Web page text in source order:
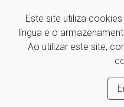
Este site utiliza
língua e o
Ao utilizar este site,